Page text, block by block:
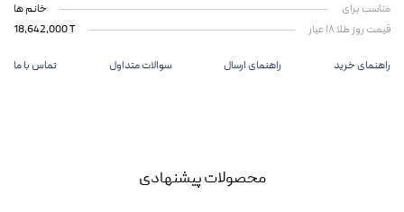
مناسب برای
خانم ها
قیمت روز طلا ۱۸ عیار
18,642,000 T
راهنمای خرید راهنمای ارسال سوالات متداول تماس با ما
محصولات پیشنهادی